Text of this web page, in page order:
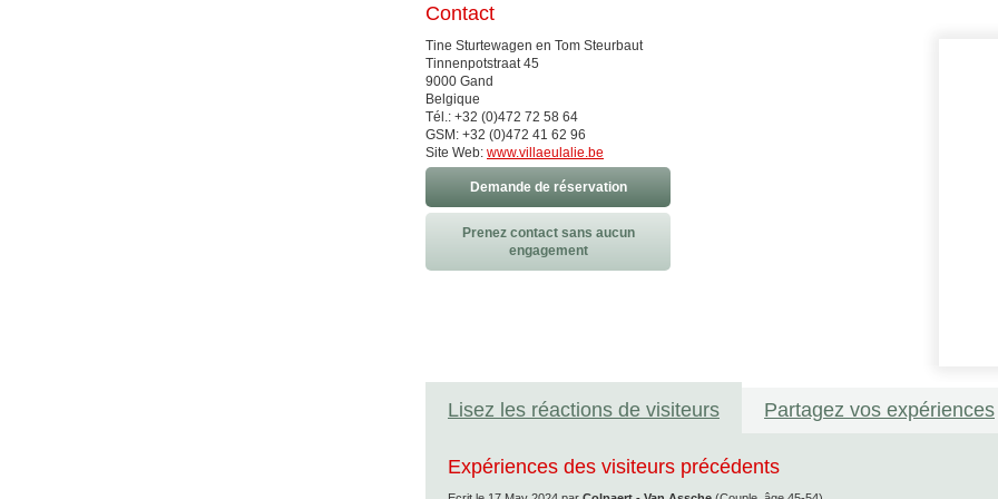
Contact
Tine Sturtewagen en Tom Steurbaut
Tinnenpotstraat 45
9000 Gand
Belgique
Tél.: +32 (0)472 72 58 64
GSM: +32 (0)472 41 62 96
Site Web: www.villaeulalie.be
Demande de réservation
Prenez contact sans aucun
engagement
Lisez les réactions de visiteurs Partagez vos expériences
Expériences des visiteurs précédents